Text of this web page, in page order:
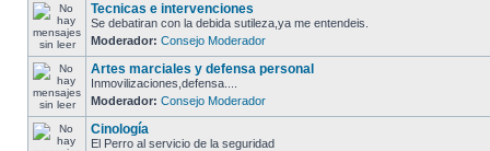
Tecnicas e intervenciones
Se debatiran con la debida sutileza,ya me entendeis.
Moderador: Consejo Moderador
Artes marciales y defensa personal
Inmovilizaciones,defensa....
Moderador: Consejo Moderador
Cinología
El Perro al servicio de la seguridad